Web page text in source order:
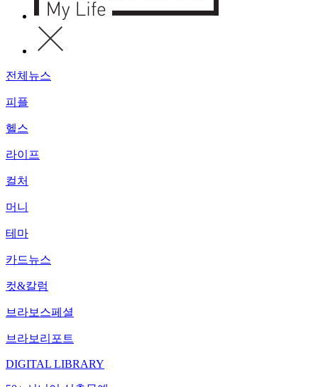
전체뉴스
피플
헬스
라이프
컬처
머니
테마
카드뉴스
컷&칼럼
브라보스페셜
브라보리포트
DIGITAL LIBRARY